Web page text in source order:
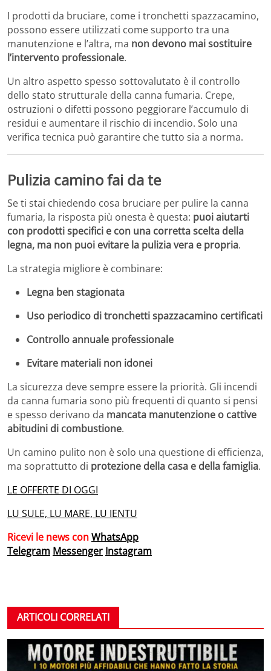
I prodotti da bruciare, come i tronchetti spazzacamino,
possono essere utilizzati come supporto tra una
manutenzione e l’altra, ma non devono mai sostituire
l’intervento professionale.
Un altro aspetto spesso sottovalutato è il controllo
dello stato strutturale della canna fumaria. Crepe,
ostruzioni o difetti possono peggiorare l’accumulo di
residui e aumentare il rischio di incendio. Solo una
verifica tecnica può garantire che tutto sia a norma.
Pulizia camino fai da te
Se ti stai chiedendo cosa bruciare per pulire la canna
fumaria, la risposta più onesta è questa: puoi aiutarti
con prodotti specifici e con una corretta scelta della
legna, ma non puoi evitare la pulizia vera e propria.
La strategia migliore è combinare:
Legna ben stagionata
Uso periodico di tronchetti spazzacamino certificati
Controllo annuale professionale
Evitare materiali non idonei
La sicurezza deve sempre essere la priorità. Gli incendi
da canna fumaria sono più frequenti di quanto si pensi
e spesso derivano da mancata manutenzione o cattive
abitudini di combustione.
Un camino pulito non è solo una questione di efficienza,
ma soprattutto di protezione della casa e della famiglia.
LE OFFERTE DI OGGI
LU SULE, LU MARE, LU IENTU
Ricevi le news conWhatsApp
Telegram Messenger Instagram
ARTICOLI CORRELATI